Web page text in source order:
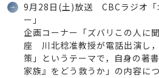
9月28日(土)放送 CBCラジオ「
ー」
企画コーナー「ズバリこの人に
座 川北稔准教授が電話出演し
策」というテーマで，自身の著
家族』をどう救うか」の内容に